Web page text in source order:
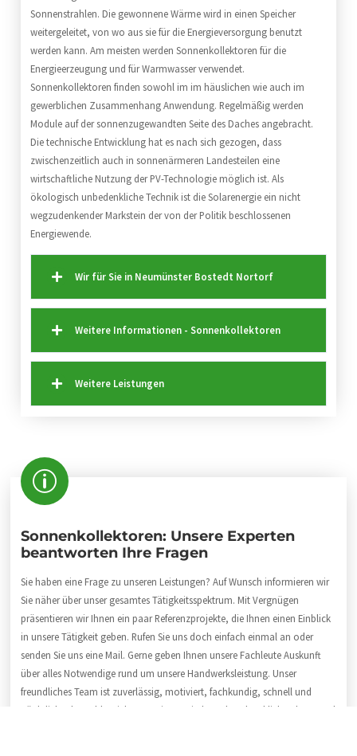
Sonnenstrahlen. Die gewonnene Wärme wird in einen Speicher
weitergeleitet, von wo aus sie für die Energieversorgung benutzt
werden kann. Am meisten werden Sonnenkollektoren für die
Energieerzeugung und für Warmwasser verwendet.
Sonnenkollektoren finden sowohl im im häuslichen wie auch im
gewerblichen Zusammenhang Anwendung. Regelmäßig werden
Module auf der sonnenzugewandten Seite des Daches angebracht.
Die technische Entwicklung hat es nach sich gezogen, dass
zwischenzeitlich auch in sonnenärmeren Landesteilen eine
wirtschaftliche Nutzung der PV-Technologie möglich ist. Als
ökologisch unbedenkliche Technik ist die Solarenergie ein nicht
wegzudenkender Markstein der von der Politik beschlossenen
Energiewende.
Wir für Sie in Neumünster Bostedt Nortorf
Weitere Informationen - Sonnenkollektoren
Weitere Leistungen
Sonnenkollektoren: Unsere Experten
beantworten Ihre Fragen
Sie haben eine Frage zu unseren Leistungen? Auf Wunsch informieren wir
Sie näher über unser gesamtes Tätigkeitsspektrum. Mit Vergnügen
präsentieren wir Ihnen ein paar Referenzprojekte, die Ihnen einen Einblick
in unsere Tätigkeit geben. Rufen Sie uns doch einfach einmal an oder
senden Sie uns eine Mail. Gerne geben Ihnen unsere Fachleute Auskunft
über alles Notwendige rund um unsere Handwerksleistung. Unser
freundliches Team ist zuverlässig, motiviert, fachkundig, schnell und
pünktlich. Als Fachbetrieb garantieren wir Ihnen handwerkliche Klasse und